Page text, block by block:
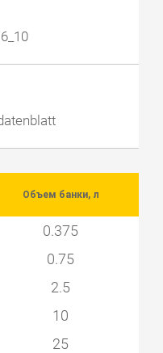
Объем банки, л
0.375
0.75
2.5
10
25